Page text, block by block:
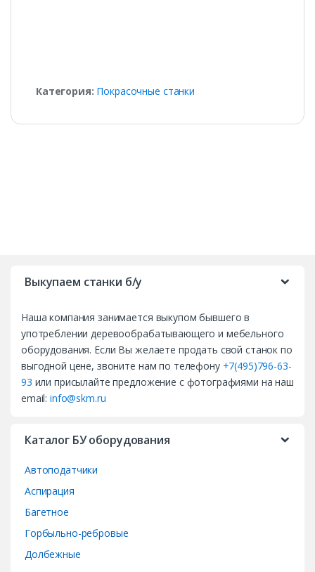
Категория: Покрасочные станки
Выкупаем станки б/у
Наша компания занимается выкупом бывшего в
употреблении деревообрабатывающего и мебельного
оборудования. Если Вы желаете продать свой станок по
выгодной цене, звоните нам по телефону +7(495)796-63-
93 или присылайте предложение с фотографиями на наш
email:info@skm.ru
Каталог БУ оборудования
Автоподатчики
Аспирация
Багетное
Горбыльно-ребровые
Долбежные